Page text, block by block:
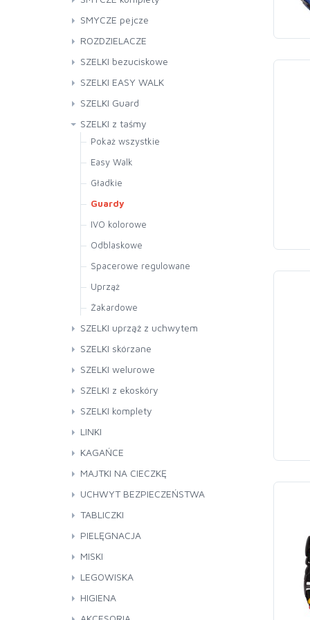
Welur
Żakard
Uzdowe
Żakardowe
Składane plecione
SMYCZE pejcze
ROZDZIELACZE
SZELKI bezuciskowe
SZELKI EASY WALK
SZELKI Guard
SZELKI z taśmy
Pokaż wszystkie
Easy Walk
Gładkie
Guardy
IVO kolorowe
Odblaskowe
Spacerowe regulowane
Uprząż
Żakardowe
SZELKI uprząż z uchwytem
SZELKI skórzane
SZELKI welurowe
SZELKI z ekoskóry
SZELKI komplety
LINKI
Pokaż wszystkie
Skóra
Taśma
Sznurek
KAGAŃCE
Pokaż wszystkie
Metalowe
Skóra
Uniwersalny
Uzdowy
MAJTKI NA CIECZKĘ
UCHWYT BEZPIECZEŃSTWA
TABLICZKI
Pokaż wszystkie
LAMINOWANE
METALOWE
PIELĘGNACJA
Pokaż wszystkie
Pielęgnacja jamy ustnej psa/kota
Akcesoria
Szampony
MISKI
Pokaż wszystkie
Ceramiczne
Metal
LEGOWISKA
Pokaż wszystkie
6-kątne
HIGIENA
Pokaż wszystkie